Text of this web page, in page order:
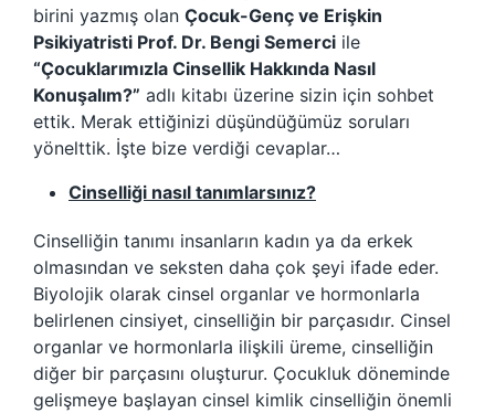
birini yazmış olan Çocuk-Genç ve Erişkin
Psikiyatristi Prof. Dr. Bengi Semerci ile
“Çocuklarımızla Cinsellik Hakkında Nasıl
Konuşalım?” adlı kitabı üzerine sizin için sohbet
ettik. Merak ettiğinizi düşündüğümüz soruları
yönelttik. İşte bize verdiği cevaplar…
Cinselliği nasıl tanımlarsınız?
Cinselliğin tanımı insanların kadın ya da erkek
olmasından ve seksten daha çok şeyi ifade eder.
Biyolojik olarak cinsel organlar ve hormonlarla
belirlenen cinsiyet, cinselliğin bir parçasıdır. Cinsel
organlar ve hormonlarla ilişkili üreme, cinselliğin
diğer bir parçasını oluşturur. Çocukluk döneminde
gelişmeye başlayan cinsel kimlik cinselliğin önemli